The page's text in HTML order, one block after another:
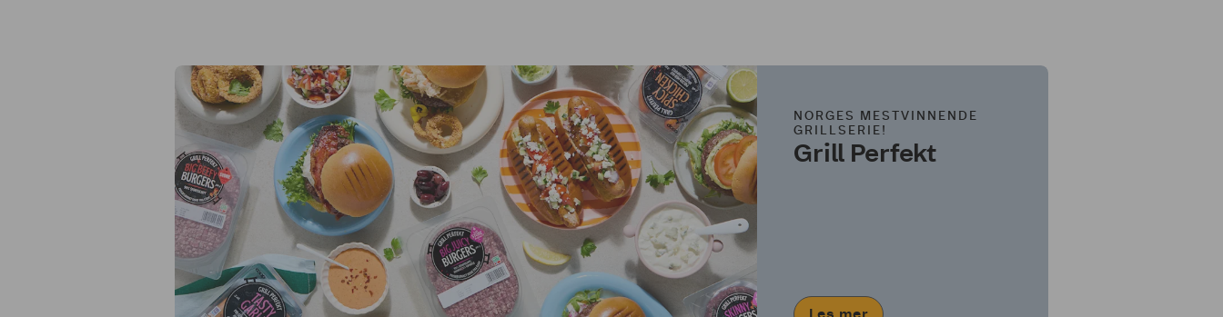
NORGES MESTVINNENDE
GRILLSERIE!
Grill Perfekt